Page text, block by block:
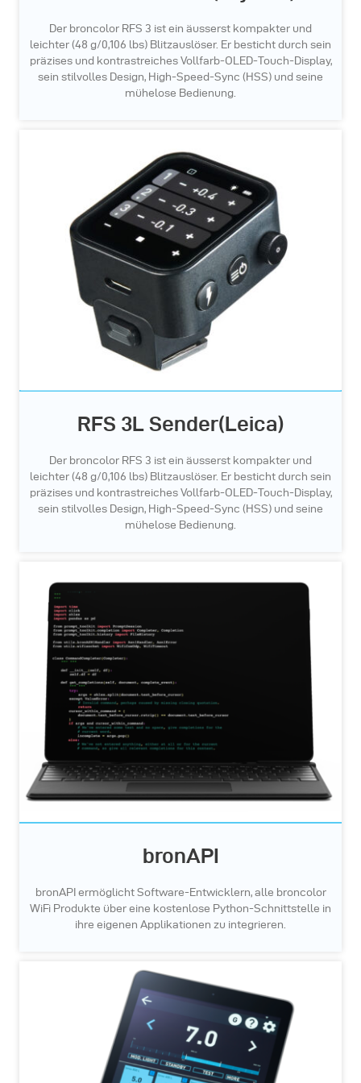
Der broncolor RFS 3 ist ein äusserst kompakter und
leichter (48 g/0,106 lbs) Blitzauslöser. Er besticht durch sein
präzises und kontrastreiches Vollfarb-OLED-Touch-Display,
sein stilvolles Design, High-Speed-Sync (HSS) und seine
mühelose Bedienung.
RFS 3L Sender(Leica)
Der broncolor RFS 3 ist ein äusserst kompakter und
leichter (48 g/0,106 lbs) Blitzauslöser. Er besticht durch sein
präzises und kontrastreiches Vollfarb-OLED-Touch-Display,
sein stilvolles Design, High-Speed-Sync (HSS) und seine
mühelose Bedienung.
bronAPI
bronAPI ermöglicht Software-Entwicklern, alle broncolor
WiFi Produkte über eine kostenlose Python-Schnittstelle in
ihre eigenen Applikationen zu integrieren.